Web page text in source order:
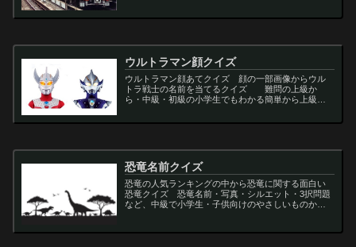
ウルトラマン顔クイズ
ウルトラマン顔あてクイズ 顔の一部画像からウル
トラ戦士の名前を当てるクイズ 難問の上級か
ら・中級・初級の小学生でもわかる簡単から上級者
恐竜名前クイズ
恐竜の人気ランキングの中から恐竜に関する面白い
恐竜クイズ 恐竜名前・写真・シルエット・3択問題
など、中級で小学生・子供向けのやさしいものから
サ...